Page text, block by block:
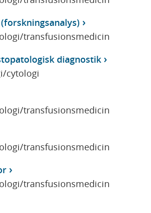
transfusionsmedicin
diagnostik
cytologi
transfusionsmedicin
transfusionsmedicin
transfusionsmedicin